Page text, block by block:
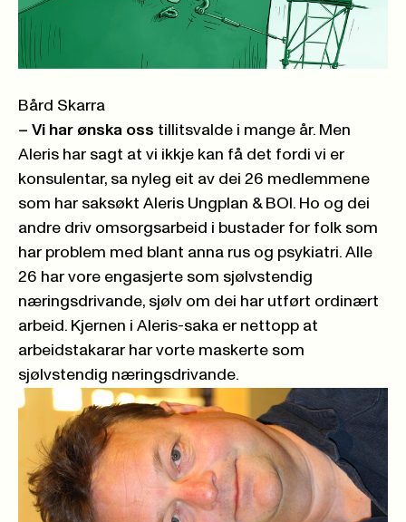
Bård Skarra
– Vi har ønska oss tillitsvalde i mange år. Men
Aleris har sagt at vi ikkje kan få det fordi vi er
konsulentar, sa nyleg eit av dei 26 medlemmene
som har saksøkt Aleris Ungplan & BOI. Ho og dei
andre driv omsorgsarbeid i bustader for folk som
har problem med blant anna rus og psykiatri. Alle
26 har vore engasjerte som sjølvstendig
næringsdrivande, sjølv om dei har utført ordinært
arbeid. Kjernen i Aleris-saka er nettopp at
arbeidstakarar har vorte maskerte som
sjølvstendig næringsdrivande.